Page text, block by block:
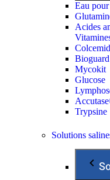
Eau
Acides
Bioguard
Mycokit
Glucose
Trypsine
Solutions